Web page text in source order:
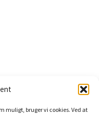
muligt, bruger vi cookies. Ved at